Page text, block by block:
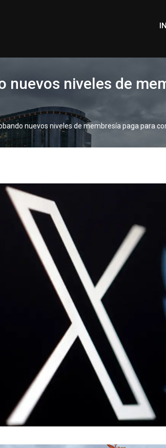
nuevos niveles de
nuevos niveles de membresía paga para